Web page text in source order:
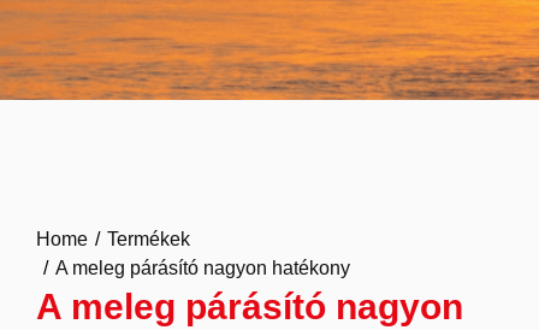
Home
Termékek
A meleg párásító nagyon hatékony
A meleg párásító nagyon